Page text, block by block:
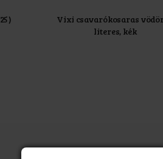
Vixi csavarókosaras
literes, kék